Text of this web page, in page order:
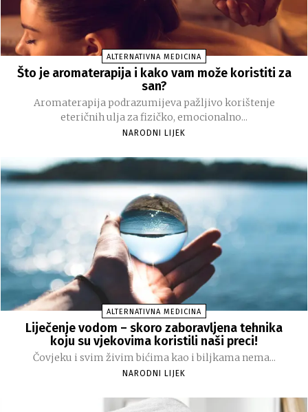
ALTERNATIVNA MEDICINA
Što je aromaterapija i kako vam može koristiti za
san?
Aromaterapija podrazumijeva pažljivo korištenje
eteričnih ulja za fizičko, emocionalno...
NARODNI LIJEK
ALTERNATIVNA MEDICINA
Liječenje vodom – skoro zaboravljena tehnika
koju su vjekovima koristili naši preci!
Čovjeku i svim živim bićima kao i biljkama nema...
NARODNI LIJEK